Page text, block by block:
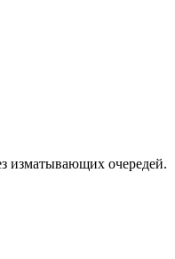
изматывающих очередей.